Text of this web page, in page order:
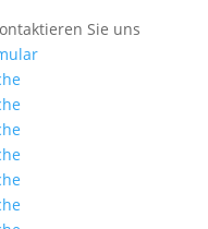
Sie uns